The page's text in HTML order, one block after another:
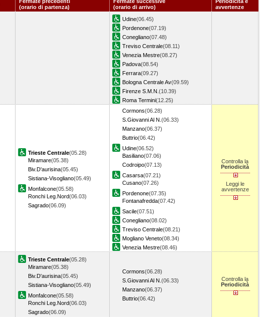
(orario di partenza)
(orario di arrivo)
avvertenze
Udine(06.45)
Pordenone(07.19)
Conegliano(07.48)
Treviso Centrale(08.11)
Venezia Mestre(08.27)
Padova(08.54)
Ferrara(09.27)
Bologna Centrale Av(09.59)
Firenze S.M.N. (10.39)
Roma Termini(12.25)
Trieste Centrale(05.28)
Miramare(05.38)
Biv.D'aurisina(05.45)
Sistiana-Visogliano(05.49)
Monfalcone(05.58)
Ronchi Leg.Nord(06.03)
Sagrado(06.09)
Cormons(06.28)
S.Giovanni Al N. (06.33)
Manzano(06.37)
Buttrio(06.42)
Udine(06.52)
Basiliano(07.06)
Codroipo(07.13)
Casarsa(07.21)
Cusano(07.26)
Pordenone(07.35)
Fontanafredda(07.42)
Sacile(07.51)
Conegliano(08.02)
Treviso Centrale(08.21)
Mogliano Veneto(08.34)
Venezia Mestre(08.46)
Controlla la
Periodicità
Leggi le
avvertenze
Trieste Centrale(05.28)
Miramare(05.38)
Biv.D'aurisina(05.45)
Sistiana-Visogliano(05.49)
Monfalcone(05.58)
Ronchi Leg.Nord(06.03)
Sagrado(06.09)
Cormons(06.28)
S.Giovanni Al N. (06.33)
Manzano(06.37)
Buttrio(06.42)
Controlla la
Periodicità